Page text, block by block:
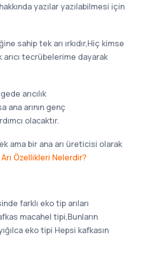
yazılar yazılabilmesi için
sahip tek arı ırkıdır,Hiç kimse
arıcı tecrübelerime dayarak
arıcılık
ana arının genç
olacaktır.
ama bir ana arı üreticisi olarak
Özellikleri Nelerdir?
farklı eko tip arıları
macahel tipi,Bunların
eko tipi Hepsi kafkasın